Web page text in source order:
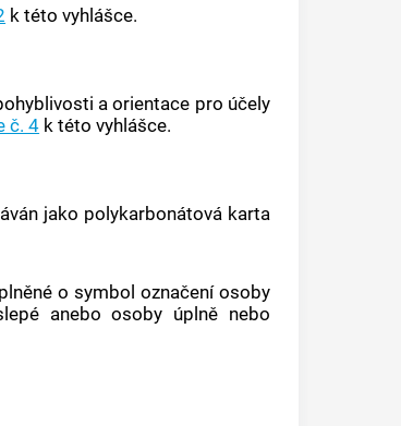
k této vyhlášce.
a orientace pro účely
č. 4 k této vyhlášce.
jako polykarbonátová karta
o symbol označení osoby
anebo osoby úplně nebo